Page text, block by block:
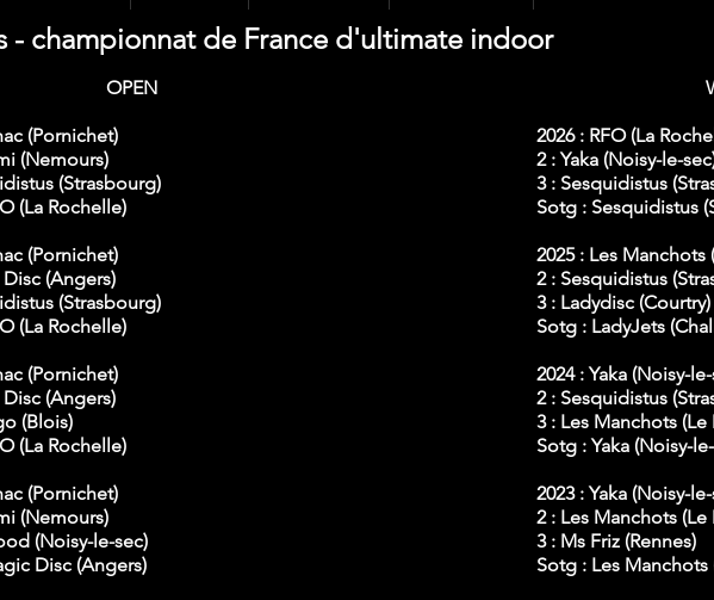
- championnat de France d'ultimate indoor
OPEN
(Pornichet)
(Nemours)
(Strasbourg)
(La Rochelle)
(Pornichet)
(Angers)
(Strasbourg)
(La Rochelle)
(Pornichet)
(Angers)
(Blois)
(La Rochelle)
(Pornichet)
(Nemours)
(Noisy-le-sec)
Disc (Angers)
2026 : RFO (La
2 : Yaka (Noisy-le-
3 : Sesquidistus
Sotg : Sesquidistus
2025 : Les Manchots
2 : Sesquidistus
3 : Ladydisc (Courtry)
Sotg : LadyJets
2024 : Yaka (Noisy-
2 : Sesquidistus
3 : Les Manchots (Le
Sotg : Yaka (Noisy-
2023 : Yaka (Noisy-
2 : Les Manchots (Le
3 : Ms Friz (Rennes)
Sotg : Les Manchots